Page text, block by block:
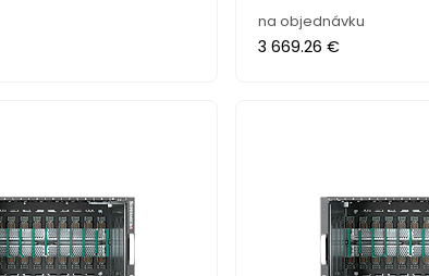
na objednávku
3 669.26 €